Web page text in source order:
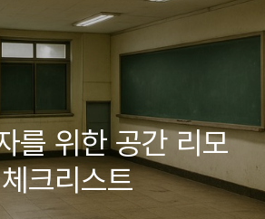
를 위한 공간 리모
크리스트